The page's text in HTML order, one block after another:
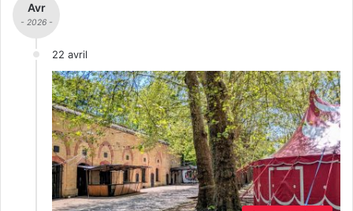
Avr
- 2026 -
22 avril